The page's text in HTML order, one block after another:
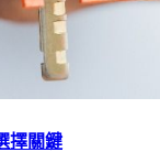
擇關鍵